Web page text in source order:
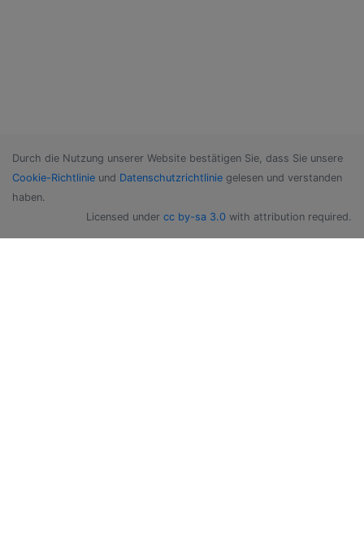
Durch die Nutzung unserer Website bestätigen Sie, dass Sie unsere
Cookie-Richtlinie und Datenschutzrichtlinie gelesen und verstanden
haben.
Licensed under cc by-sa 3.0 with attribution required.